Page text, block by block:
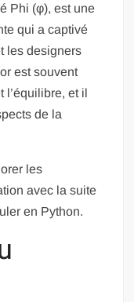
Phi (φ), est une
qui a captivé
les designers
est souvent
l’équilibre, et il
de la
les
avec la suite
en Python.